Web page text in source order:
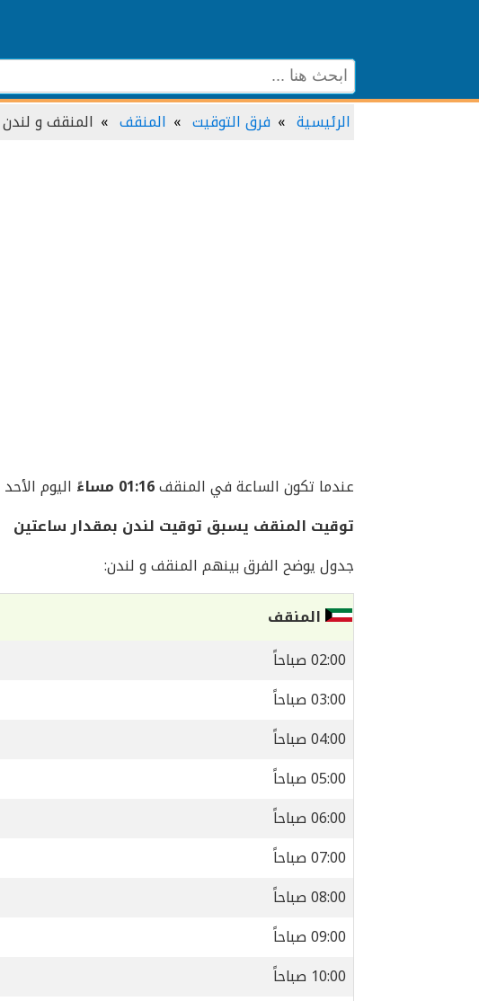
الرئيسية فرق التوقيت المنقف المنقف و لندن
عندما تكون الساعة في المنقف01:16 مساءً اليوم الأحد 09 أغسطس 2026 تكون الساعة في لندن
توقيت المنقف يسبق توقيت لندن بمقدار ساعتين
جدول يوضح الفرق بينهم المنقف و لندن:
المنقف
02:00 صباحاً
03:00 صباحاً
04:00 صباحاً
05:00 صباحاً
06:00 صباحاً
07:00 صباحاً
08:00 صباحاً
09:00 صباحاً
10:00 صباحاً